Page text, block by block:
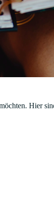
Hier